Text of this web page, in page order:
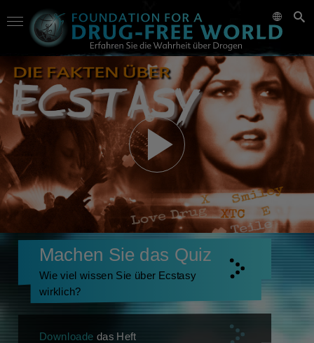
Machen Sie das Quiz
Wie viel wissen Sie über Ecstasy
wirklich?
Downloade das Heft